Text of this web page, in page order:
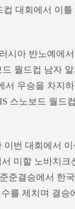
컵 대회에서 이
시아 반노예에
월드컵 남자
서 우승을 차지
스노보드 월드
이번 대회에서
미할 노바치크
준결승에서 한
를 제치며 결승